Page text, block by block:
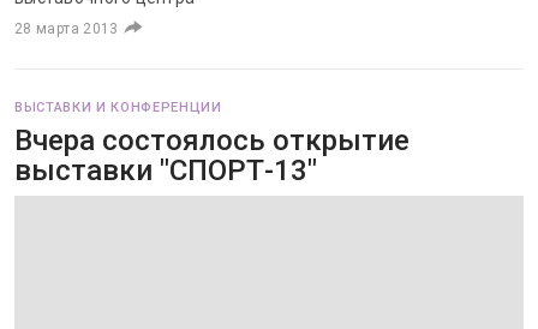
28 марта 2013
ВЫСТАВКИ И КОНФЕРЕНЦИИ
Вчера состоялось открытие
выставки "СПОРТ-13"